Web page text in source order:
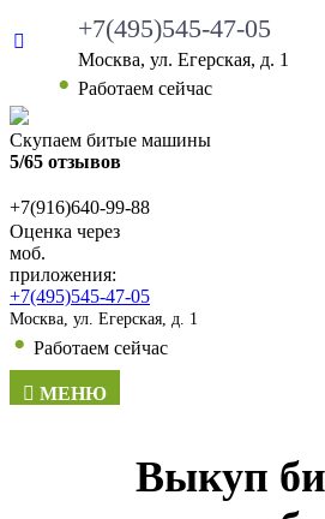
+7(495)545-47-05
Москва, ул. Егерская, д. 1
• Работаем сейчас
Скупаем битые машины
5/65 отзывов
+7(916)640-99-88
Оценка через
моб.
приложения:
+7(495)545-47-05
Москва, ул. Егерская, д. 1
• Работаем сейчас
МЕНЮ
Выкуп